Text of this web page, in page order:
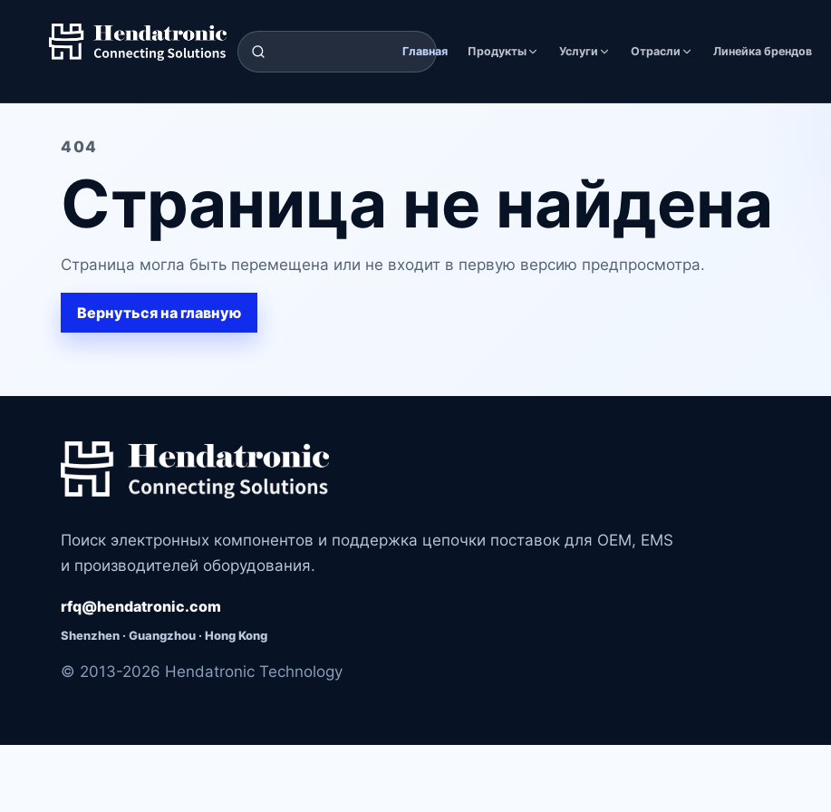
Главная Продукты Услуги Отрасли Линейка брендов
404
Страница не найдена
Страница могла быть перемещена или не входит в первую версию предпросмотра.
Вернуться на главную
Поиск электронных компонентов и поддержка цепочки поставок для OEM, EMS
и производителей оборудования.
rfq@hendatronic.com
Shenzhen · Guangzhou · Hong Kong
© 2013-2026 Hendatronic Technology